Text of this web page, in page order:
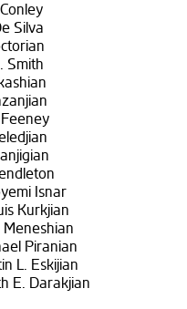
Silva
Smith
Isnar
Kurkjian
Meneshian
Piranian
L. Eskijian
E. Darakjian